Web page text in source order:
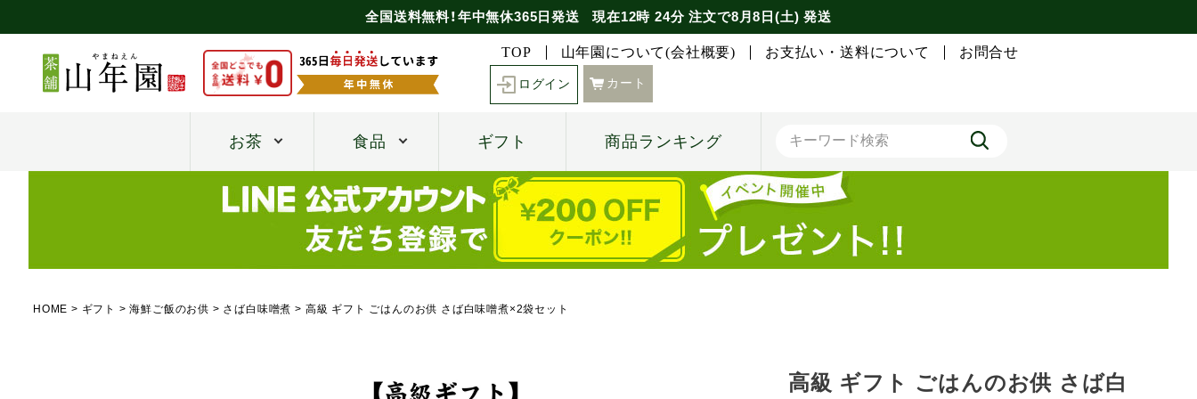
全国送料無料！年中無休365日発送 現在12時 24分注文で8月8日(土) 発送
TOP 山年園について(会社概要) お支払い・送料について お問合せ
ログイン カート
お茶 食品 ギフト 商品ランキング
HOME ギフト 海鮮ご飯のお供 さば白味噌煮 高級 ギフト ごはんのお供 さば白味噌煮×2袋セット
高級 ギフト ごはんのお供 さば白